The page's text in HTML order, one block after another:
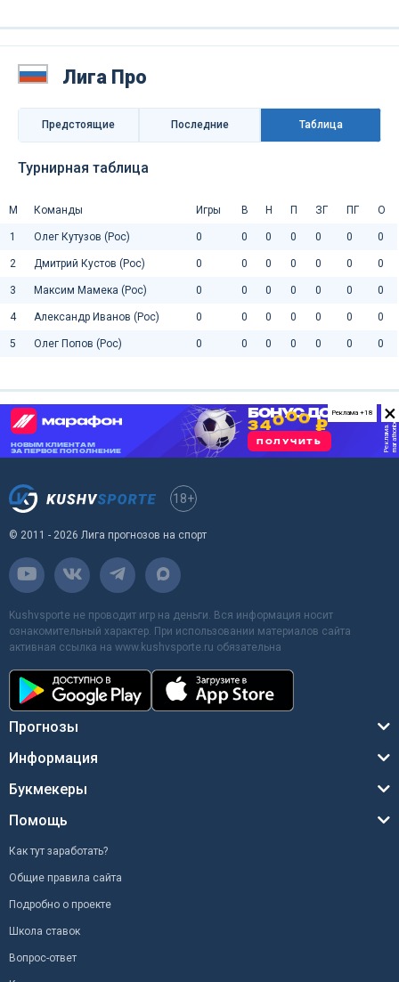
Лига Про
Предстоящие Последниe Таблица
Турнирная таблица
М Команды Игры В Н П ЗГ ПГ О
1 Олег Кутузов (Рос) 0 0 0 0 0 0 0
2 Дмитрий Кустов (Рос) 0 0 0 0 0 0 0
3 Максим Мамека (Рос) 0 0 0 0 0 0 0
4 Александр Иванов (Рос) 0 0 0 0 0 0 0
5 Олег Попов (Рос) 0 0 0 0 0 0 0
×
Реклама +18
18+
© 2011 - 2026 Лига прогнозов на спорт
Kushvsporte не проводит игр на деньги. Вся информация носит
ознакомительный характер. При использовании материалов сайта
активная ссылка на www.kushvsporte.ru обязательна
Прогнозы
Информация
Букмекеры
Помощь
Как тут заработать?
Общие правила сайта
Подробно о проекте
Школа ставок
Вопрос-ответ